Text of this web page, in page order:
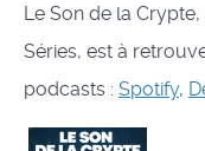
Le Son de la
Séries, est à
podcasts : Spotify,